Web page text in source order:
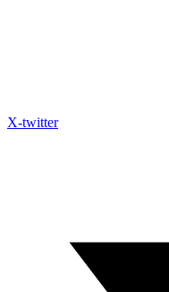
X-twitter